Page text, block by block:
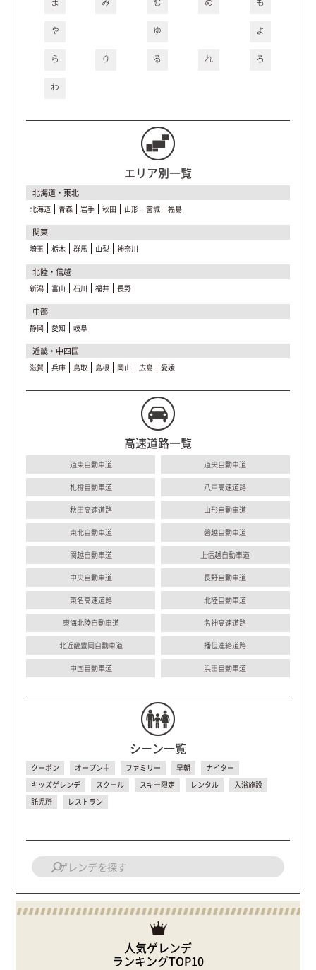
や ゆ よ
ら り る れ ろ
わ
エリア別一覧
北海道・東北
北海道 青森 岩手 秋田 山形 宮城 福島
関東
埼玉 栃木 群馬 山梨 神奈川
北陸・信越
新潟 富山 石川 福井 長野
中部
静岡 愛知 岐阜
近畿・中四国
滋賀 兵庫 鳥取 島根 岡山 広島 愛媛
高速道路一覧
道東自動車道 道央自動車道
札樽自動車道 八戸高速道路
秋田高速道路 山形自動車道
東北自動車道 磐越自動車道
関越自動車道 上信越自動車道
中央自動車道 長野自動車道
東名高速道路 北陸自動車道
東海北陸自動車道 名神高速道路
北近畿豊岡自動車道 播但連絡道路
中国自動車道 浜田自動車道
シーン一覧
クーポン オープン中 ファミリー 早朝
ナイター
キッズゲレンデ
スクール スキー限定 レンタル
入浴施設
託児所
レストラン
人気ゲレンデ
ランキングTOP10